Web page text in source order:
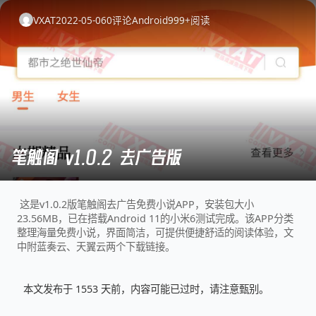
VXAT2022-05-060评论Android999+阅读
笔触阁 v1.0.2 去广告版
这是v1.0.2版笔触阁去广告免费小说APP，安装包大小
23.56MB，已在搭载Android 11的小米6测试完成。该APP分类
整理海量免费小说，界面简洁，可提供便捷舒适的阅读体验，文
中附蓝奏云、天翼云两个下载链接。
本文发布于 1553 天前，内容可能已过时，请注意甄别。